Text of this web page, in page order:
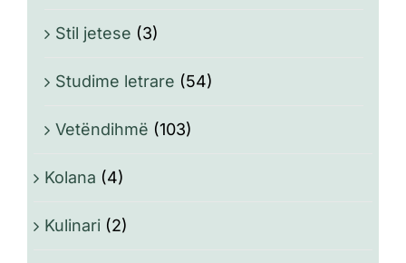
Stil jetese (3)
Studime letrare (54)
Vetëndihmë (103)
Kolana (4)
Kulinari (2)